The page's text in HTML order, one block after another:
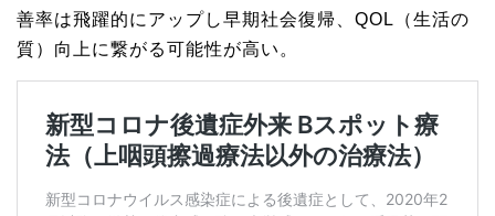
善率は飛躍的にアップし早期社会復帰、QOL（生活の
質）向上に繋がる可能性が高い。